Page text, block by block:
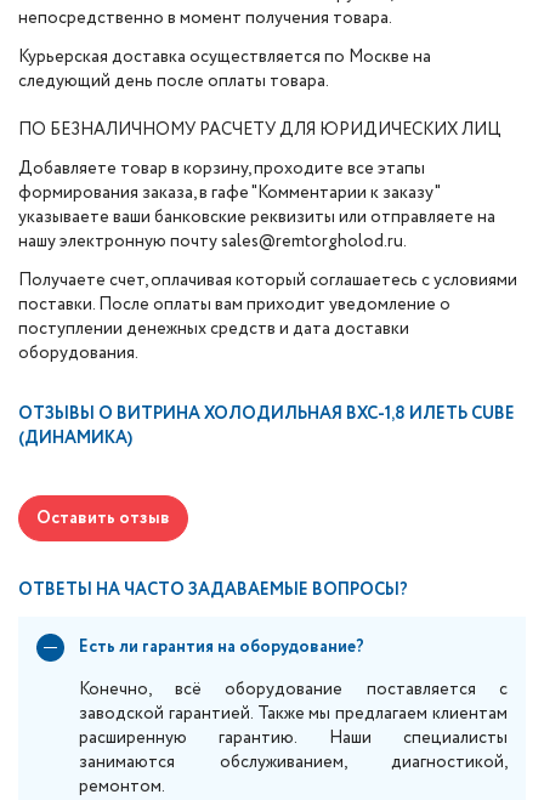
непосредственно в момент получения товара.
Курьерская доставка осуществляется по Москве на
следующий день после оплаты товара.
ПО БЕЗНАЛИЧНОМУ РАСЧЕТУ ДЛЯ ЮРИДИЧЕСКИХ ЛИЦ
Добавляете товар в корзину, проходите все этапы
формирования заказа, в гафе "Комментарии к заказу"
указываете ваши банковские реквизиты или отправляете на
нашу электронную почту sales@remtorgholod.ru.
Получаете счет, оплачивая который соглашаетесь с условиями
поставки. После оплаты вам приходит уведомление о
поступлении денежных средств и дата доставки
оборудования.
ОТЗЫВЫ О ВИТРИНА ХОЛОДИЛЬНАЯ ВХС-1,8 ИЛЕТЬ CUBE
(ДИНАМИКА)
Оставить отзыв
ОТВЕТЫ НА ЧАСТО ЗАДАВАЕМЫЕ ВОПРОСЫ?
Есть ли гарантия на оборудование?
Конечно, всё оборудование поставляется с
заводской гарантией. Также мы предлагаем клиентам
расширенную гарантию. Наши специалисты
занимаются обслуживанием, диагностикой,
ремонтом.